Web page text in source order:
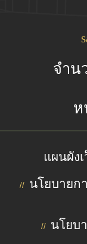
จำน
ห
แผนผัง
// นโยบายก
// นโยบ